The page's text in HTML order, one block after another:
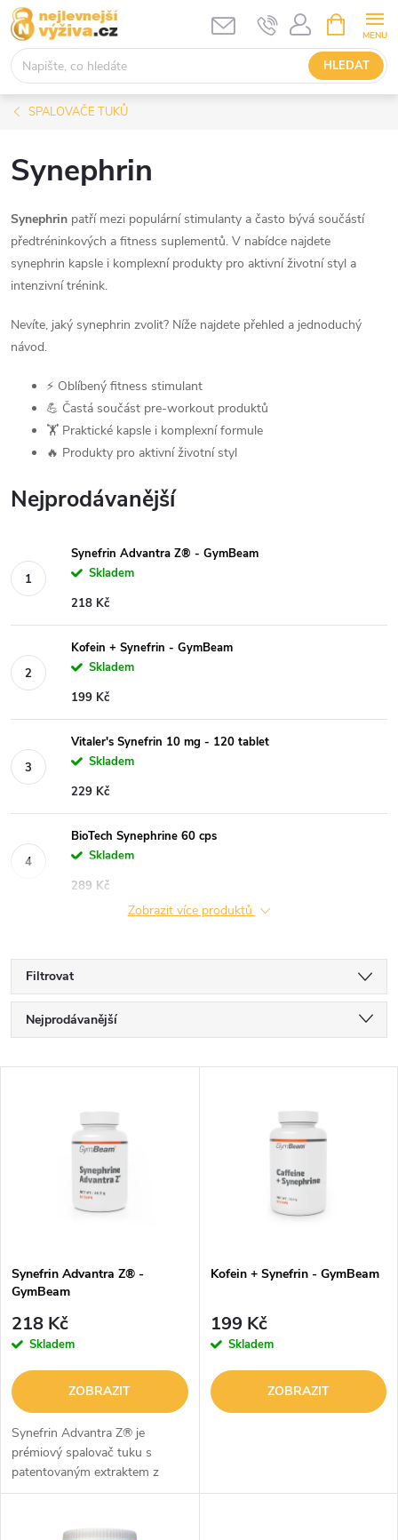
Přejít
na
obsah
HLEDAT
NÁKUPNÍ
KOŠÍK
SPALOVAČE TUKŮ
Synephrin
Synephrin patří mezi populární stimulanty a často bývá součástí
předtréninkových a fitness suplementů. V nabídce najdete
synephrin kapsle i komplexní produkty pro aktivní životní styl a
intenzivní trénink.
Nevíte, jaký synephrin zvolit? Níže najdete přehled a jednoduchý
návod.
⚡ Oblíbený fitness stimulant
💪 Častá součást pre-workout produktů
🏋️ Praktické kapsle i komplexní formule
🔥 Produkty pro aktivní životní styl
Nejprodávanější
Synefrin Advantra Z® - GymBeam
Skladem
218 Kč
Kofein + Synefrin - GymBeam
Skladem
199 Kč
Vitaler's Synefrin 10 mg - 120 tablet
Skladem
229 Kč
BioTech Synephrine 60 cps
Skladem
289 Kč
Zobrazit více produktů
Filtrovat
Ř
a
p
r
o
d
u
Nejprodávanější
s
p
r
o
d
u
Synefrin Advantra Z® -
GymBeam
218 Kč
Skladem
ZOBRAZIT
Synefrin Advantra Z® je
prémiový spalovač tuku s
patentovaným extraktem z
pomerančovníku hořkého. V
čistého synefrinu. Přispívá
Kofein + Synefrin - GymBeam
199 Kč
Skladem
ZOBRAZIT